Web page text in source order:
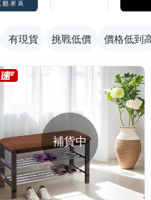
有現貨 挑戰低價 價格低到
補貨中